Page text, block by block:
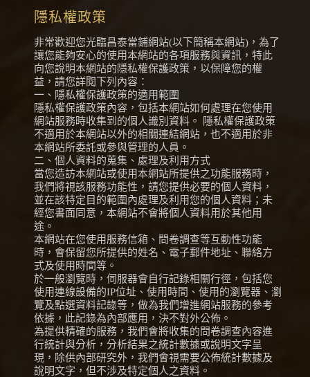
隱私權政策
非常歡迎您光臨昌泰當鋪網站(以下簡稱本網站)，為了
讓您能夠安心的使用本網站的各項服務與資訊，特此
向您說明本網站的隱私權保護政策，以保障您的權
益，請您詳閱下列內容：
一、隱私權保護政策的適用範圍
隱私權保護政策內容，包括本網站如何處理在您使用
網站服務時收集到的個人識別資料。 隱私權保護政策
不適用於本網站以外的相關連結網站，也不適用於非
本網站所委託或參與管理的人員。
二、個人資料的蒐集、處理及利用方式
當您造訪本網站或使用本網站所提供之功能服務時，
我們將視該服務功能性，請您提供必要的個人資料，
並在該特定目的範圍內處理及利用您的個人資料；未
經您書面同意，本網站不會將個人資料用於其他用
途。
本網站在您使用服務信箱、問卷調查等互動性功能
時，會保留您所提供的姓名、電子郵件地址、聯絡方
式及使用時間等。
於一般瀏覽時，伺服器會自行記錄相關行徑，包括您
使用連線設備的IP位址、使用時間、使用的瀏覽器、瀏
覽及點選資料記錄等，做為我們增進網站服務的參考
依據，此記錄為內部應用，決不對外公佈。
為提供精確的服務，我們會將收集的問卷調查內容進
行統計與分析，分析結果之統計數據或說明文字呈
現，除供內部研究外，我們會視需要公佈統計數據及
說明文字，但不涉及特定個人之資料。